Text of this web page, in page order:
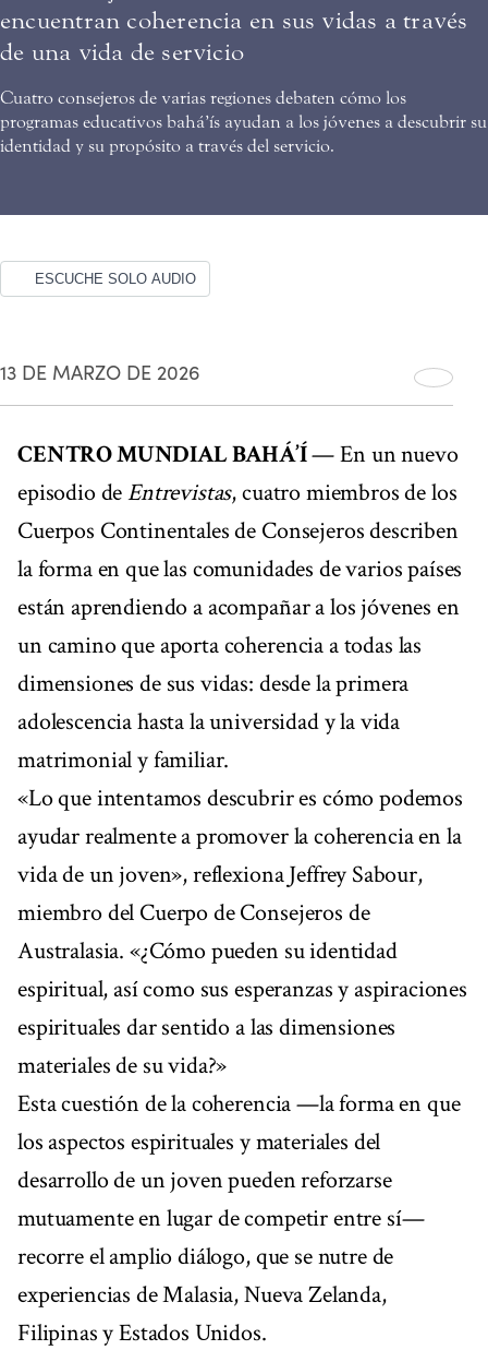
encuentran coherencia en sus vidas a través
de una vida de servicio
Cuatro consejeros de varias regiones debaten cómo los
programas educativos bahá’ís ayudan a los jóvenes a descubrir su
identidad y su propósito a través del servicio.
ESCUCHE SOLO AUDIO
13 DE MARZO DE 2026
CENTRO MUNDIAL BAHÁ’Í— En un nuevo
episodio deEntrevistas, cuatro miembros de los
Cuerpos Continentales de Consejeros describen
la forma en que las comunidades de varios países
están aprendiendo a acompañar a los jóvenes en
un camino que aporta coherencia a todas las
dimensiones de sus vidas: desde la primera
adolescencia hasta la universidad y la vida
matrimonial y familiar.
«Lo que intentamos descubrir es cómo podemos
ayudar realmente a promover la coherencia en la
vida de un joven», reflexiona Jeffrey Sabour,
miembro del Cuerpo de Consejeros de
Australasia. «¿Cómo pueden su identidad
espiritual, así como sus esperanzas y aspiraciones
espirituales dar sentido a las dimensiones
materiales de su vida?»
Esta cuestión de la coherencia —la forma en que
los aspectos espirituales y materiales del
desarrollo de un joven pueden reforzarse
mutuamente en lugar de competir entre sí—
recorre el amplio diálogo, que se nutre de
experiencias de Malasia, Nueva Zelanda,
Filipinas y Estados Unidos.